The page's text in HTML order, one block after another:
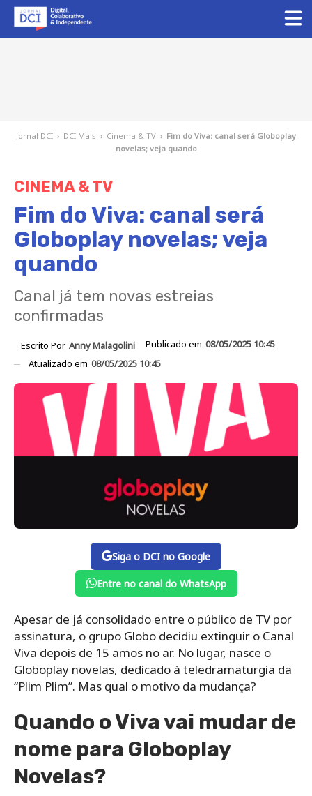
Jornal DCI › DCI Mais › Cinema & TV › Fim do Viva: canal será Globoplay
novelas; veja quando
CINEMA & TV
Fim do Viva: canal será
Globoplay novelas; veja
quando
Canal já tem novas estreias
confirmadas
Escrito Por Anny Malagolini Publicado em 08/05/2025 10:45
Atualizado em 08/05/2025 10:45
Siga o DCI no Google
Entre no canal do WhatsApp
Apesar de já consolidado entre o público de TV por
assinatura, o grupo Globo decidiu extinguir o Canal
Viva depois de 15 amos no ar. No lugar, nasce o
Globoplay novelas, dedicado à teledramaturgia da
“Plim Plim”. Mas qual o motivo da mudança?
Quando o Viva vai mudar de
nome para Globoplay
Novelas?